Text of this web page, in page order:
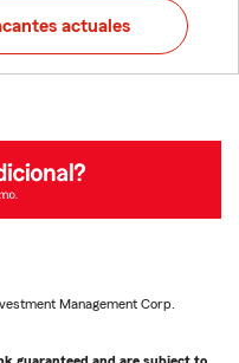
actuales
Management Corp.